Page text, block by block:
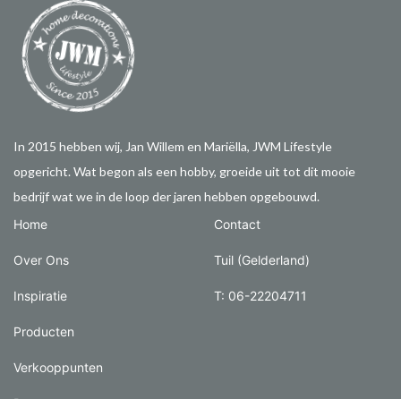
In 2015 hebben wij, Jan Willem en Mariëlla, JWM Lifestyle
opgericht. Wat begon als een hobby, groeide uit tot dit mooie
bedrijf wat we in de loop der jaren hebben opgebouwd.
Home
Over Ons
Inspiratie
Producten
Verkooppunten
Contact
Tuil (Gelderland)
T: 06-22204711